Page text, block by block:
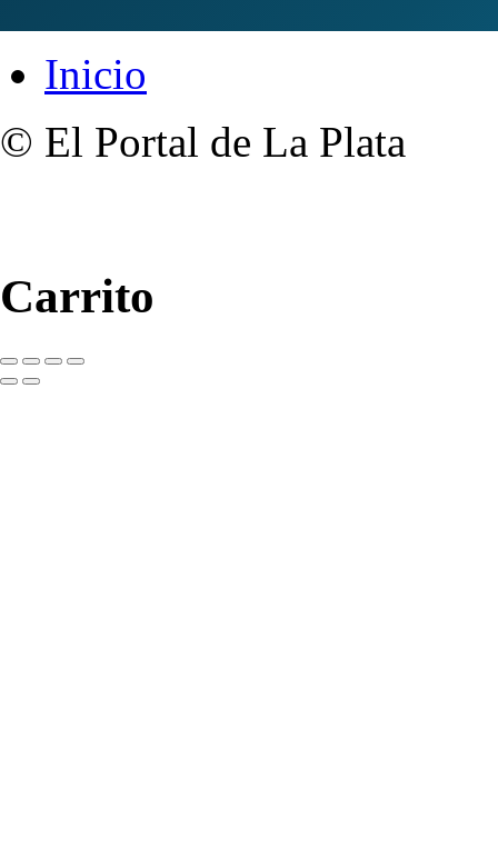
Inicio
© El Portal de La Plata
Carrito